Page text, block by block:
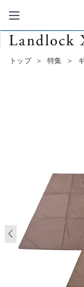
トップ ＞ 特集 ＞